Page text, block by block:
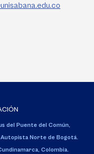
del Puente del Común,
Autopista Norte de Bogotá.
Colombia.